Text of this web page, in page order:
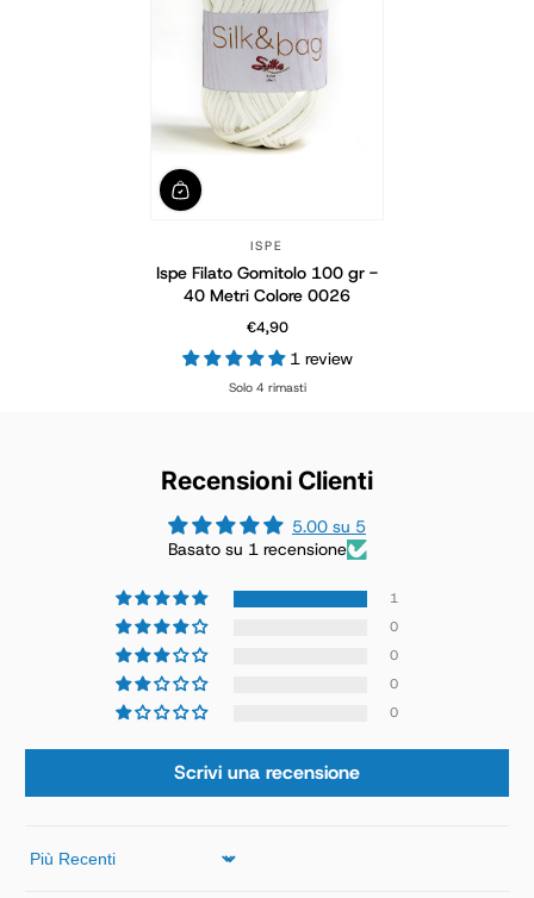
ISPE
Ispe Filato Gomitolo 100 gr -
40 Metri Colore 0026
Prezzo normale
€4,90
1 review
Solo 4 rimasti
Recensioni Clienti
5.00 su 5
Basato su 1 recensione
1
0
0
0
0
Scrivi una recensione
Sort by